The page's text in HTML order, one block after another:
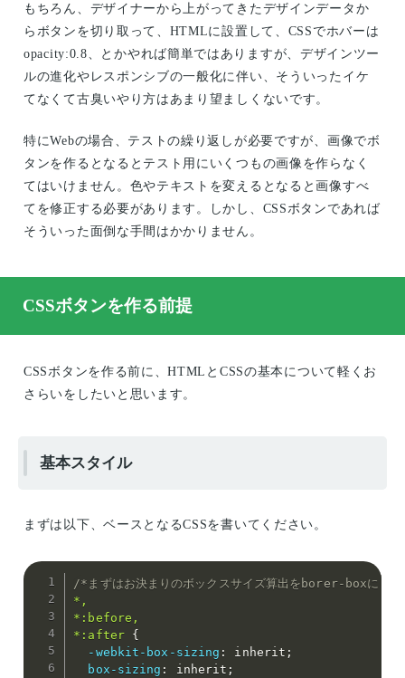
もちろん、デザイナーから上がってきたデザインデータか
らボタンを切り取って、HTMLに設置して、CSSでホバーは
opacity:0.8、とかやれば簡単ではありますが、デザインツー
ルの進化やレスポンシブの一般化に伴い、そういったイケ
てなくて古臭いやり方はあまり望ましくないです。
特にWebの場合、テストの繰り返しが必要ですが、画像でボ
タンを作るとなるとテスト用にいくつもの画像を作らなく
てはいけません。色やテキストを変えるとなると画像すべ
てを修正する必要があります。しかし、CSSボタンであれば
そういった面倒な手間はかかりません。
CSSボタンを作る前提
CSSボタンを作る前に、HTMLとCSSの基本について軽くお
さらいをしたいと思います。
基本スタイル
まずは以下、ベースとなるCSSを書いてください。
/*まずはお決まりのボックスサイズ算出をborer-boxに */
*,
*:before,
*:after
{
-webkit-box-sizing : inherit ;
box-sizing : inherit ;